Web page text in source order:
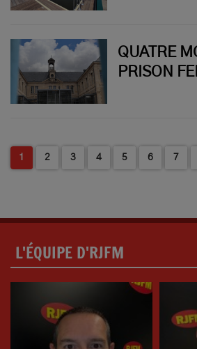
QUATRE
PRISON
1 2 3 4 5 6 7
L'ÉQUIPE D'RJFM